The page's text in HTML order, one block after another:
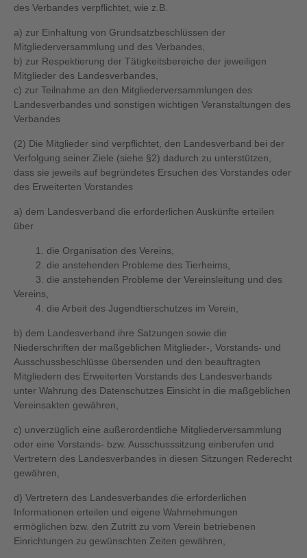
des Verbandes verpflichtet, wie z.B.
a) zur Einhaltung von Grundsatzbeschlüssen der
Mitgliederversammlung und des Verbandes,
b) zur Respektierung der Tätigkeitsbereiche der jeweiligen
Mitglieder des Landesverbandes,
c) zur Teilnahme an den Mitgliederversammlungen des
Landesverbandes und sonstigen wichtigen Veranstaltungen des
Verbandes
(2) Die Mitglieder sind verpflichtet, den Landesverband bei der
Verfolgung seiner Ziele (siehe §2) dadurch zu unterstützen,
dass sie jeweils auf begründetes Ersuchen des Vorstandes oder
des Erweiterten Vorstandes
a) dem Landesverband die erforderlichen Auskünfte erteilen
über
1. die Organisation des Vereins,
2. die anstehenden Probleme des Tierheims,
3. die anstehenden Probleme der Vereinsleitung und des
Vereins,
4. die Arbeit des Jugendtierschutzes im Verein,
b) dem Landesverband ihre Satzungen sowie die
Niederschriften der maßgeblichen Mitglieder-, Vorstands- und
Ausschussbeschlüsse übersenden und den beauftragten
Mitgliedern des Erweiterten Vorstands des Landesverbands
unter Wahrung des Datenschutzes Einsicht in die maßgeblichen
Vereinsakten gewähren,
c) unverzüglich eine außerordentliche Mitgliederversammlung
oder eine Vorstands- bzw. Ausschusssitzung einberufen und
Vertretern des Landesverbandes in diesen Sitzungen Rederecht
gewähren,
d) Vertretern des Landesverbandes die erforderlichen
Informationen erteilen und eigene Wahrnehmungen
ermöglichen bzw. den Zutritt zu vom Verein betriebenen
Einrichtungen zu gewünschten Zeiten gewähren,